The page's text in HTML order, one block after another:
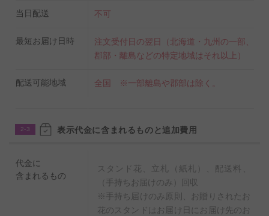
当日配送 不可
最短お届け日時
注文受付日の翌日（北海道・九州の一部、
郡部・離島などの特定地域はそれ以上）
配送可能地域 全国 ※一部離島や郡部は除く。
2-3 表示代金に含まれるものと追加費用
代金に
含まれるもの
スタンド花、立札（紙札）、配送料、
（手持ちお届けのみ）回収
※手持ち届けのみ原則、お贈りされたお
花のスタンドはお届け日にお届け先のお